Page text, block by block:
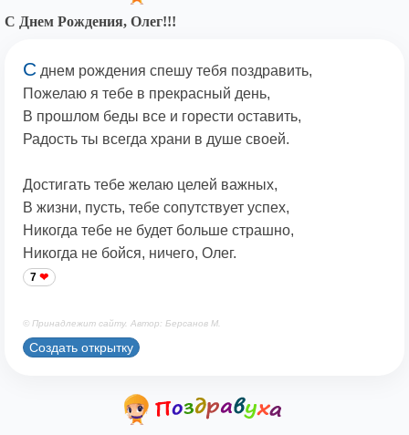
С Днем Рождения, Олег!!!
С днем рождения спешу тебя поздравить,
Пожелаю я тебе в прекрасный день,
В прошлом беды все и горести оставить,
Радость ты всегда храни в душе своей.
Достигать тебе желаю целей важных,
В жизни, пусть, тебе сопутствует успех,
Никогда тебе не будет больше страшно,
Никогда не бойся, ничего, Олег.
7
© Принадлежит сайту. Автор: Берсанов М.
Создать открытку